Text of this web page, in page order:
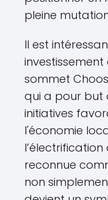
pleine
Il est
sommet
qui a pour but
initiatives
l'économie
reconnue
non